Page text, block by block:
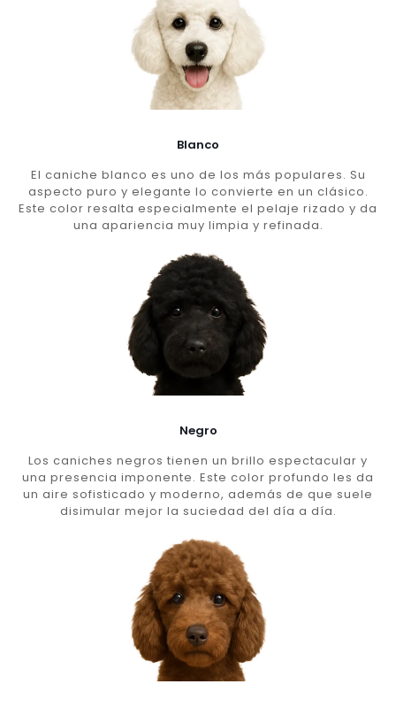
Blanco
El caniche blanco es uno de los más populares. Su
aspecto puro y elegante lo convierte en un clásico.
Este color resalta especialmente el pelaje rizado y da
una apariencia muy limpia y refinada.
Negro
Los caniches negros tienen un brillo espectacular y
una presencia imponente. Este color profundo les da
un aire sofisticado y moderno, además de que suele
disimular mejor la suciedad del día a día.